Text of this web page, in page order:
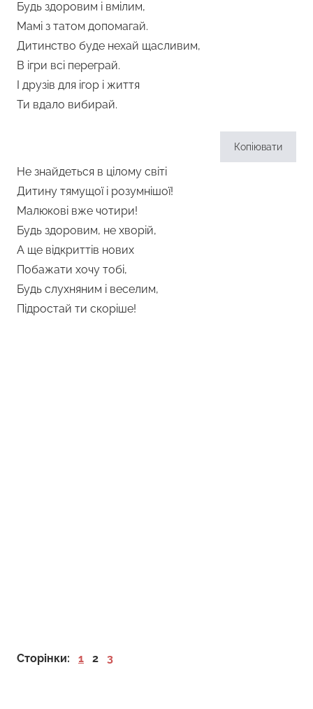
Будь здоровим і вмілим,
Мамі з татом допомагай.
Дитинство буде нехай щасливим,
В ігри всі переграй.
І друзів для ігор і життя
Ти вдало вибирай.
Копіювати
Не знайдеться в цілому світі
Дитину тямущої і розумнішої!
Малюкові вже чотири!
Будь здоровим, не хворій,
А ще відкриттів нових
Побажати хочу тобі,
Будь слухняним і веселим,
Підростай ти скоріше!
Сторінки: 1 2 3